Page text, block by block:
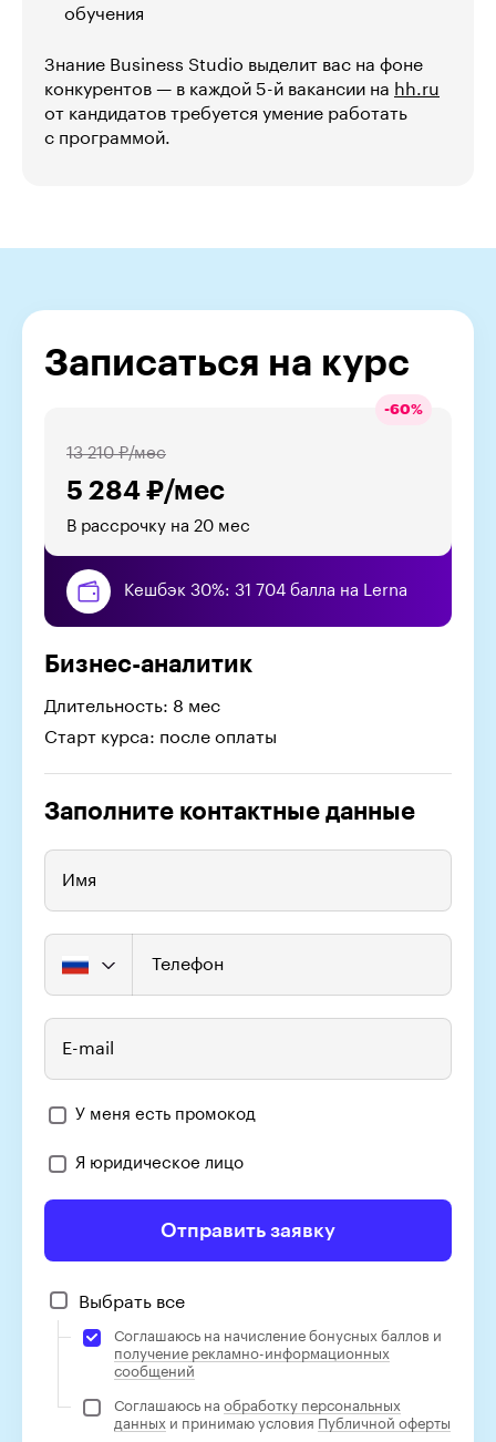
обучения
Знание Business Studio выделит вас на фоне
конкурентов — в каждой 5-й вакансии на hh.ru
от кандидатов требуется умение работать
с программой.
Записаться на курс
-60%
5 284 ₽/мес
13 210 ₽/мес
В рассрочку на 20 мес
Кешбэк 30%: 31 704 балла на Lerna
Бизнес-аналитик
Длительность: 8 мес
Старт курса: после оплаты
Заполните контактные данные
Имя
Телефон
E-mail
У меня есть промокод
Я юридическое лицо
Отправить заявку
Выбрать все
Соглашаюсь на начисление бонусных баллов и
получение рекламно-информационных
сообщений
Соглашаюсь на обработку персональных
данных и принимаю условия Публичной оферты